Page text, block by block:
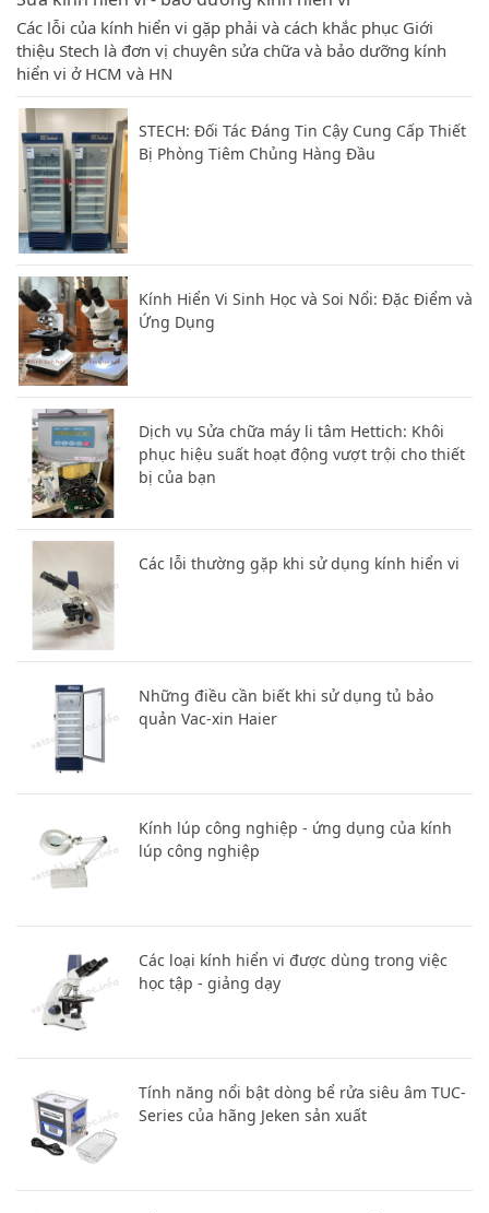
Các lỗi của kính hiển vi gặp phải và cách khắc phục Giới
thiệu Stech là đơn vị chuyên sửa chữa và bảo dưỡng kính
hiển vi ở HCM và HN
STECH: Đối Tác Đáng Tin Cậy Cung Cấp Thiết
Bị Phòng Tiêm Chủng Hàng Đầu
Kính Hiển Vi Sinh Học và Soi Nổi: Đặc Điểm và
Ứng Dụng
Dịch vụ Sửa chữa máy li tâm Hettich: Khôi
phục hiệu suất hoạt động vượt trội cho thiết
bị của bạn
Các lỗi thường gặp khi sử dụng kính hiển vi
Những điều cần biết khi sử dụng tủ bảo
quản Vac-xin Haier
Kính lúp công nghiệp - ứng dụng của kính
lúp công nghiệp
Các loại kính hiển vi được dùng trong việc
học tập - giảng dạy
Tính năng nổi bật dòng bể rửa siêu âm TUC-
Series của hãng Jeken sản xuất